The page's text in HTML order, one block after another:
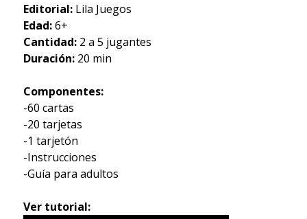
Editorial:Lila Juegos
Edad:6+
Cantidad: 2 a 5 jugantes
Duración: 20 min
Componentes:
-60 cartas
-20 tarjetas
-1 tarjetón
-Instrucciones
-Guía para adultos
Ver tutorial: